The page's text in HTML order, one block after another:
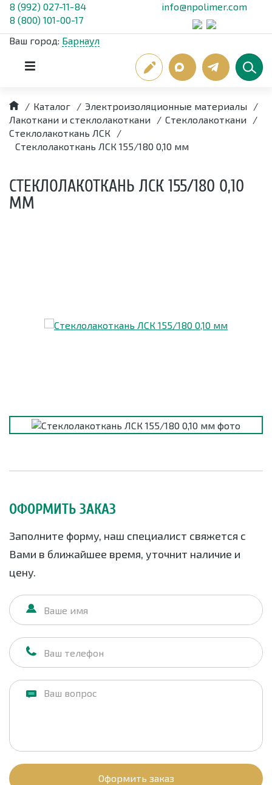
8 (992) 027-11-84
8 (800) 101-00-17
info@npolimer.com
Ваш город: Барнаул
/ Каталог / Электроизоляционные материалы
/
Лакоткани и стеклолакоткани
/ Стеклолакоткани
/
Стеклолакоткань ЛСК
/
Стеклолакоткань ЛСК 155/180 0,10 мм
СТЕКЛОЛАКОТКАНЬ ЛСК 155/180 0,10
ММ
ОФОРМИТЬ ЗАКАЗ
Заполните форму, наш специалист свяжется с
Вами в ближайшее время, уточнит наличие и
цену.
Оформить заказ